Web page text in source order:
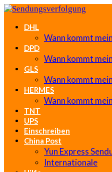
DHL
Wann kommt
DPD
Wann kommt
GLS
Wann kommt
HERMES
Wann kommt
TNT
UPS
Einschreiben
China Post
Yun Express
Internationale